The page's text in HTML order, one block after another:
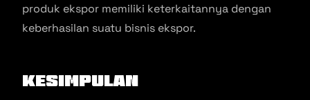
produk ekspor memiliki keterkaitannya dengan
keberhasilan suatu bisnis ekspor.
Kesimpulan